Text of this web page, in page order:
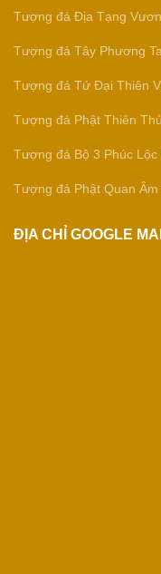
Tượng đá Địa Tạng
Tượng đá Tây Phương
Tượng đá Tứ Đại Thiên
Tượng đá Phật Thiên
Tượng đá Bộ 3 Phúc Lộc
Tượng đá Phật Quan Âm
ĐỊA CHỈ GOOGLE